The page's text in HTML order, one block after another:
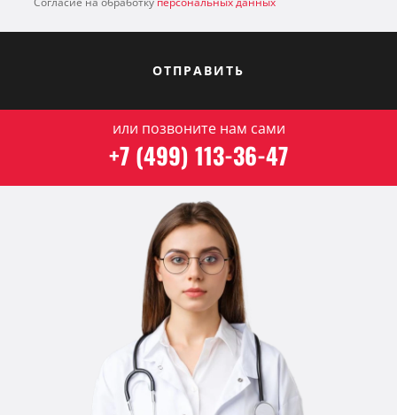
ОТПРАВИТЬ
или позвоните нам сами
+7 (499) 113-36-47